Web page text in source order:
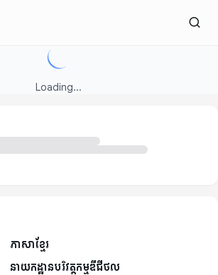
Loading...
ភាសាខ្មែរ
នាយកដ្ឋានបរិវត្តកម្មឌីជីថល